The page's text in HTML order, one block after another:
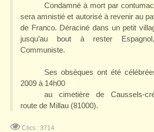
Condamné à mort par
sera amnistié et autorisé à revenir au
de Franco. Déraciné dans un petit
jusqu’au bout à rester
Communiste.
Ses obsèques ont été
2009 à 14h00
aucimetière de Caussels-
route de Millau (81000).
Clics : 3714